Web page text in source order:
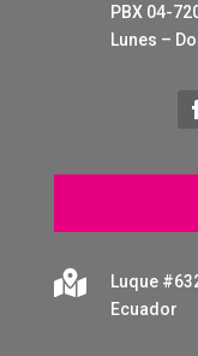
PBX 04-
Lunes –

Luque
Ecuador